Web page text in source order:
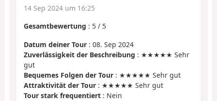
14 Sep 2024 um 16:25
Gesamtbewertung : 5 / 5
Datum deiner Tour : 08. Sep 2024
Zuverlässigkeit der Beschreibung : ★★★★★ Sehr
gut
Bequemes Folgen der Tour : ★★★★★ Sehr gut
Attraktivität der Tour : ★★★★★ Sehr gut
Tour stark frequentiert : Nein